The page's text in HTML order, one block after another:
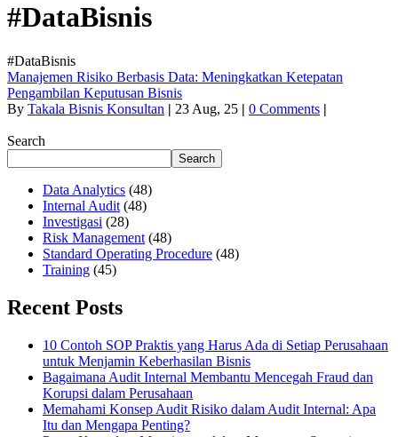
#DataBisnis
#DataBisnis
Manajemen Risiko Berbasis Data: Meningkatkan Ketepatan
Pengambilan Keputusan Bisnis
By Takala Bisnis Konsultan | 23 Aug, 25 | 0 Comments |
Search
Search
Data Analytics (48)
Internal Audit (48)
Investigasi (28)
Risk Management (48)
Standard Operating Procedure (48)
Training (45)
Recent Posts
10 Contoh SOP Praktis yang Harus Ada di Setiap Perusahaan
untuk Menjamin Keberhasilan Bisnis
Bagaimana Audit Internal Membantu Mencegah Fraud dan
Korupsi dalam Perusahaan
Memahami Konsep Audit Risiko dalam Audit Internal: Apa
Itu dan Mengapa Penting?